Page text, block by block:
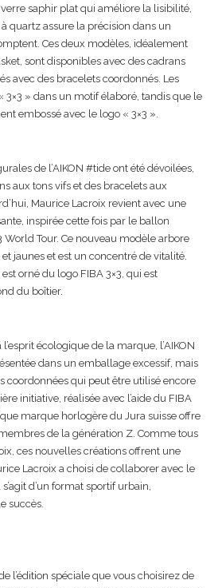
saphir plat qui améliore la lisibilité,
quartz assure la précision dans un
Ces deux modèles, idéalement
sont disponibles avec des cadrans
avec des bracelets coordonnés. Les
3×3 » dans un motif élaboré, tandis que le
embossé avec le logo « 3×3 ».
de l’AIKON #tide ont été dévoilées,
aux tons vifs et des bracelets aux
Maurice Lacroix revient avec une
inspirée cette fois par le ballon
World Tour. Ce nouveau modèle arbore
jaunes et est un concentré de vitalité.
orné du logo FIBA 3×3, qui est
du boîtier.
écologique de la marque, l’AIKON
dans un emballage excessif, mais
coordonnées qui peut être utilisé encore
initiative, réalisée avec l’aide du FIBA
marque horlogère du Jura suisse offre
de la génération Z. Comme tous
ces nouvelles créations offrent une
Lacroix a choisi de collaborer avec le
d’un format sportif urbain,
succès.
l’édition spéciale que vous choisirez de